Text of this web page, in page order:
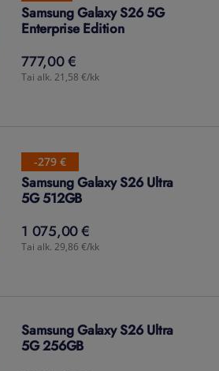
Samsung Galaxy S26 5G
Enterprise Edition
777,00 €
777,00€
Tai alk. 21,58 €/kk
-279 €
Samsung Galaxy S26 Ultra
5G 512GB
1 075,00 €
1 075,00€
Tai alk. 29,86 €/kk
Samsung Galaxy S26 Ultra
5G 256GB